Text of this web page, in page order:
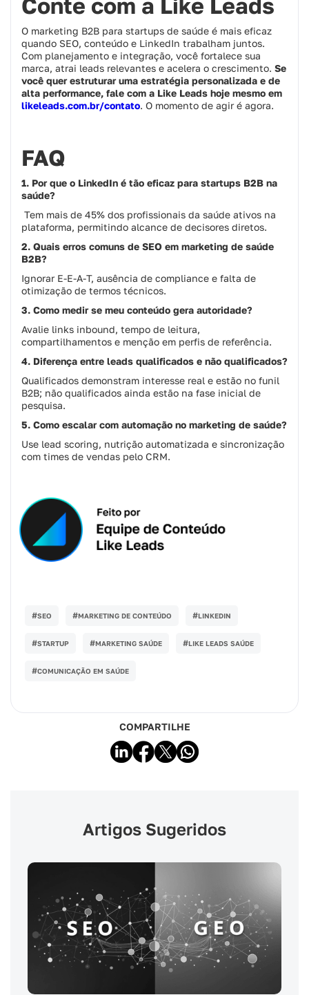
Conte com a Like Leads
O marketing B2B para startups de saúde é mais eficaz
quando SEO, conteúdo e LinkedIn trabalham juntos.
Com planejamento e integração, você fortalece sua
marca, atrai leads relevantes e acelera o crescimento. Se
você quer estruturar uma estratégia personalizada e de
alta performance, fale com a Like Leads hoje mesmo em
likeleads.com.br/contato. O momento de agir é agora.
FAQ
1. Por que o LinkedIn é tão eficaz para startups B2B na
saúde?
Tem mais de 45% dos profissionais da saúde ativos na
plataforma, permitindo alcance de decisores diretos.
2. Quais erros comuns de SEO em marketing de saúde
B2B?
Ignorar E‑E‑A‑T, ausência de compliance e falta de
otimização de termos técnicos.
3. Como medir se meu conteúdo gera autoridade?
Avalie links inbound, tempo de leitura,
compartilhamentos e menção em perfis de referência.
4. Diferença entre leads qualificados e não qualificados?
Qualificados demonstram interesse real e estão no funil
B2B; não qualificados ainda estão na fase inicial de
pesquisa.
5. Como escalar com automação no marketing de saúde?
Use lead scoring, nutrição automatizada e sincronização
com times de vendas pelo CRM.
#SEO #MARKETING DE CONTEÚDO #LINKEDIN
#STARTUP #MARKETING SAÚDE #LIKE LEADS SAÚDE
#COMUNICAÇÃO EM SAÚDE
COMPARTILHE
Artigos Sugeridos